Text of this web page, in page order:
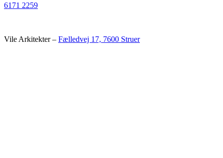
6171 2259
Vile Arkitekter – Fælledvej 17, 7600 Struer